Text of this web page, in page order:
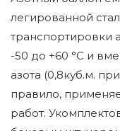
легированной
транспортировки
-50 до +60 °C и
азота (0,8куб.м.
правило,
работ.